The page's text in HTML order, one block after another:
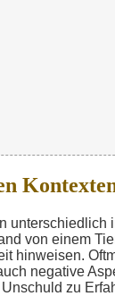
von einem
hinweisen.
negative
zu